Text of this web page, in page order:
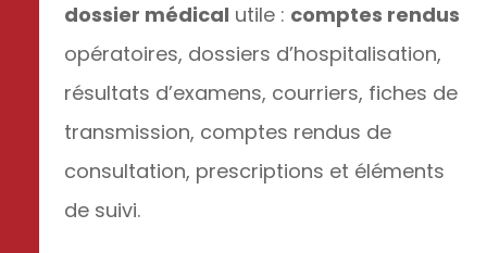
dossier médical utile : comptes rendus
opératoires, dossiers d’hospitalisation,
résultats d’examens, courriers, fiches de
transmission, comptes rendus de
consultation, prescriptions et éléments
de suivi.